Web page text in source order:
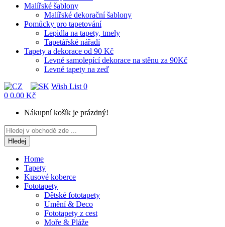
Malířské šablony
Malířské dekorační šablony
Pomůcky pro tapetování
Lepidla na tapety, tmely
Tapetářské nářadí
Tapety a dekorace od 90 Kč
Levné samolepící dekorace na stěnu za 90Kč
Levné tapety na zeď
Wish List 0
0 0.00 Kč
Nákupní košík je prázdný!
Hledej
Home
Tapety
Kusové koberce
Fototapety
Dětské fototapety
Umění & Deco
Fototapety z cest
Moře & Pláže